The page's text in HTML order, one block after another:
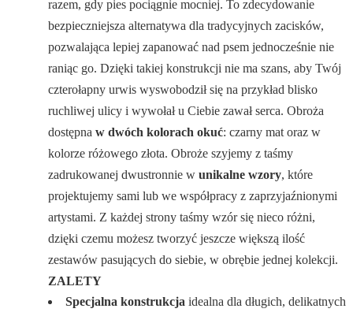
razem, gdy pies pociągnie mocniej. To zdecydowanie
bezpieczniejsza alternatywa dla tradycyjnych zacisków,
pozwalająca lepiej zapanować nad psem jednocześnie nie
raniąc go. Dzięki takiej konstrukcji nie ma szans, aby Twój
czterołapny urwis wyswobodził się na przykład blisko
ruchliwej ulicy i wywołał u Ciebie zawał serca. Obroża
dostępnaw dwóch kolorach okuć: czarny mat oraz w
kolorze różowego złota. Obroże szyjemy z taśmy
zadrukowanej dwustronnie wunikalne wzory, które
projektujemy sami lub we współpracy z zaprzyjaźnionymi
artystami. Z każdej strony taśmy wzór się nieco różni,
dzięki czemu możesz tworzyć jeszcze większą ilość
zestawów pasujących do siebie, w obrębie jednej kolekcji.
ZALETY
Specjalna konstrukcja idealna dla długich, delikatnych